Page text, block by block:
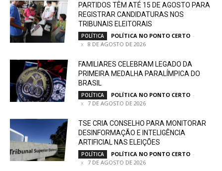
PARTIDOS TÊM ATÉ 15 DE AGOSTO PARA
REGISTRAR CANDIDATURAS NOS
TRIBUNAIS ELEITORAIS
POLÍTICA POLÍTICA NO PONTO CERTO -
8 DE AGOSTO DE 2026
FAMILIARES CELEBRAM LEGADO DA
PRIMEIRA MEDALHA PARALÍMPICA DO
BRASIL
POLÍTICA POLÍTICA NO PONTO CERTO -
7 DE AGOSTO DE 2026
TSE CRIA CONSELHO PARA MONITORAR
DESINFORMAÇÃO E INTELIGÊNCIA
ARTIFICIAL NAS ELEIÇÕES
POLÍTICA POLÍTICA NO PONTO CERTO -
7 DE AGOSTO DE 2026